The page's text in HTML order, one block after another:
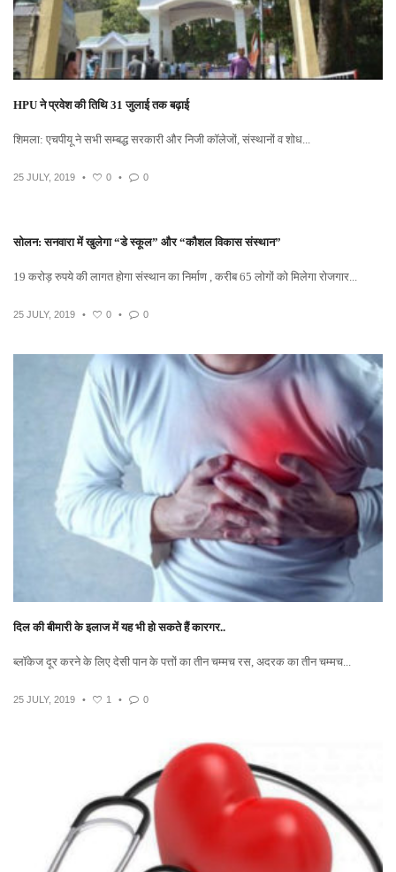
HPU ने प्रवेश की तिथि 31 जुलाई तक बढ़ाई
शिमला: एचपीयू ने सभी सम्बद्ध सरकारी और निजी कॉलेजों, संस्थानों व शोध...
25 JULY, 2019 • 0 • 0
सोलन: सनवारा में खुलेगा “डे स्कूल” और “कौशल विकास संस्थान”
19 करोड़ रुपये की लागत होगा संस्थान का निर्माण , करीब 65 लोगों को मिलेगा रोजगार...
25 JULY, 2019 • 0 • 0
दिल की बीमारी के इलाज में यह भी हो सकते हैं कारगर..
ब्लॉकेज दूर करने के लिए देसी पान के पत्तों का तीन चम्मच रस, अदरक का तीन चम्मच...
25 JULY, 2019 • 1 • 0